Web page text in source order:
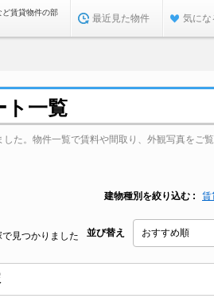
ど賃貸物件の部
最近見た物件 気にな
ト一覧
た。物件一覧で賃料や間取り、外観写真をご覧
建物種別を絞り込む 賃
見つかりました 並び替え